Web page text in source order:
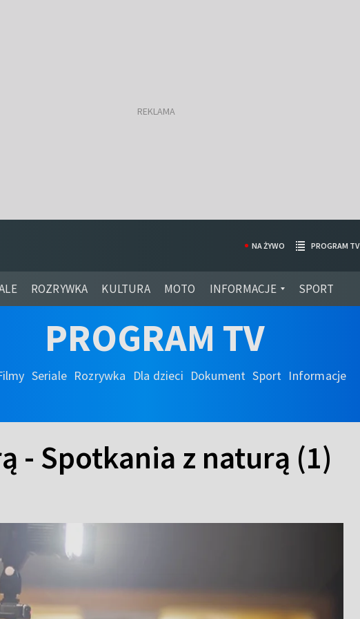
ROZRYWKA KULTURA MOTO INFORMACJE SPORT
NA ŻYWO PROGRAM TV
PROGRAM TV
Seriale Rozrywka Dla dzieci Dokument Sport Informacje
- Spotkania z naturą (1)